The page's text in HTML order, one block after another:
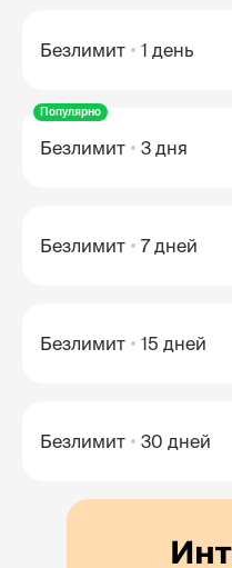
Безлимит 1 день
Популярно
Безлимит 3 дня
Безлимит 7 дней
Безлимит 15 дней
Безлимит 30 дней